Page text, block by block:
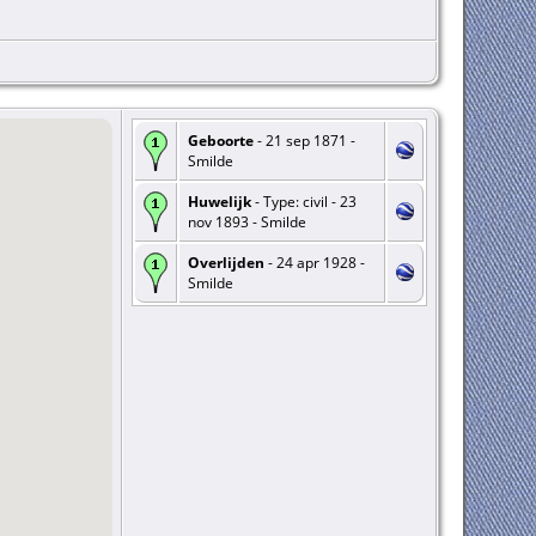
Geboorte- 21 sep 1871 -
Smilde
Huwelijk- Type: civil - 23
nov 1893 - Smilde
Overlijden - 24 apr 1928 -
Smilde